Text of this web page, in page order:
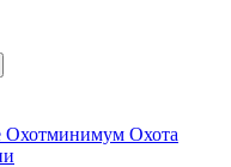
Охотминимум Охота